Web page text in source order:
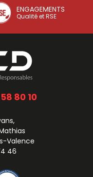
ENGAGEMENTS
Qualité et RSE
80 10
Valence
46